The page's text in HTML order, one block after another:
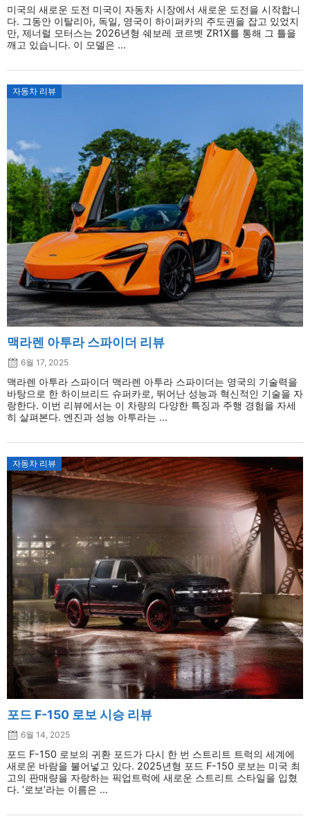
미국의 새로운 도전 미국이 자동차 시장에서 새로운 도전을 시작합니
다. 그동안 이탈리아, 독일, 영국이 하이퍼카의 주도권을 잡고 있었지
만, 제너럴 모터스는 2026년형 쉐보레 코르벳 ZR1X를 통해 그 틀을
깨고 있습니다. 이 모델은 ...
자동차 리뷰
맥라렌 아투라 스파이더 리뷰
6월 17, 2025
맥라렌 아투라 스파이더 맥라렌 아투라 스파이더는 영국의 기술력을
바탕으로 한 하이브리드 슈퍼카로, 뛰어난 성능과 혁신적인 기술을 자
랑한다. 이번 리뷰에서는 이 차량의 다양한 특징과 주행 경험을 자세
히 살펴본다. 엔진과 성능 아투라는 ...
자동차 리뷰
포드 F-150 로보 시승 리뷰
6월 14, 2025
포드 F-150 로보의 귀환 포드가 다시 한 번 스트리트 트럭의 세계에
새로운 바람을 불어넣고 있다. 2025년형 포드 F-150 로보는 미국 최
고의 판매량을 자랑하는 픽업트럭에 새로운 스트리트 스타일을 입혔
다. ‘로보’라는 이름은 ...